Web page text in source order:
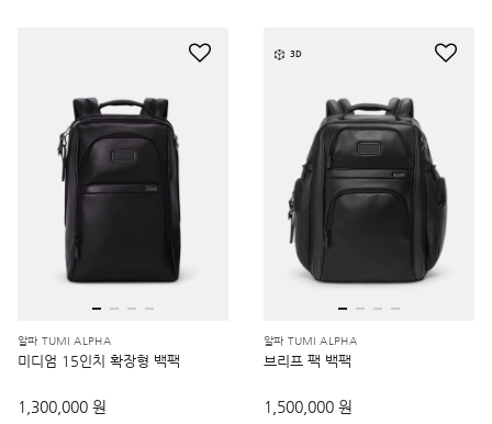
알파 TUMI ALPHA
미디엄 15인치 확장형 백팩
1,300,000 원
3D
알파 TUMI ALPHA
브리프 팩 백팩
1,500,000 원